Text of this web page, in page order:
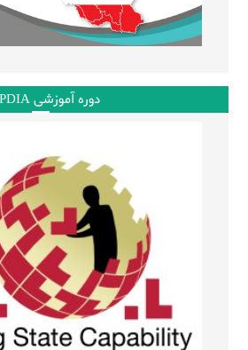
دوره آموزشی PDIA